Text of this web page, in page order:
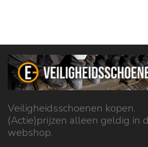
Veiligheidsschoenen kopen.
(Actie)prijzen alleen geldig in
webshop.